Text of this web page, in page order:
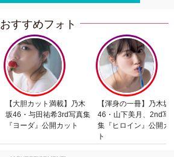
おすすめフォト
【大胆カット満載】乃木
坂46・与田祐希3rd写真集
『ヨーダ』公開カット
【渾身の一冊】乃木坂
46・山下美月、2nd写
集『ヒロイン』公開カ
ト